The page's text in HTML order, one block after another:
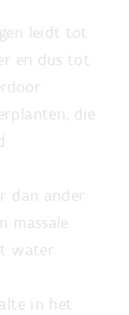
leidt tot
en dus tot
die
dan ander
massale
water
in het